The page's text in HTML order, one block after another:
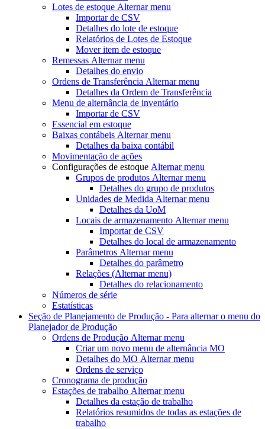
Lotes de estoque Alternar menu
Importar de CSV
Detalhes do lote de estoque
Relatórios de Lotes de Estoque
Mover item de estoque
Remessas Alternar menu
Detalhes do envio
Ordens de Transferência Alternar menu
Detalhes da Ordem de Transferência
Menu de alternância de inventário
Importar de CSV
Essencial em estoque
Baixas contábeis Alternar menu
Detalhes da baixa contábil
Movimentação de ações
Configurações de estoque Alternar menu
Grupos de produtos Alternar menu
Detalhes do grupo de produtos
Unidades de Medida Alternar menu
Detalhes da UoM
Locais de armazenamento Alternar menu
Importar de CSV
Detalhes do local de armazenamento
Parâmetros Alternar menu
Detalhes do parâmetro
Relações (Alternar menu)
Detalhes do relacionamento
Números de série
Estatísticas
Seção de Planejamento de Produção - Para alternar o menu do
Planejador de Produção
Ordens de Produção Alternar menu
Criar um novo menu de alternância MO
Detalhes do MO Alternar menu
Ordens de serviço
Cronograma de produção
Estações de trabalho Alternar menu
Detalhes da estação de trabalho
Relatórios resumidos de todas as estações de
trabalho